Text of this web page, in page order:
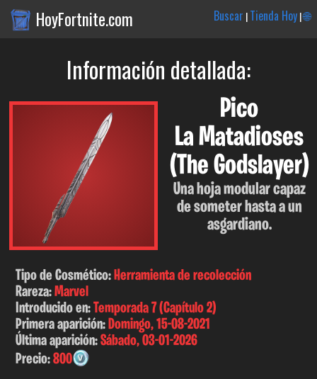
HoyFortnite.com Buscar |Tienda Hoy|🌐
Información detallada:
Pico
La Matadioses
(The Godslayer)
Una hoja modular capaz
de someter hasta a un
asgardiano.
Tipo de Cosmético:Herramienta de recolección
Rareza:Marvel
Introducido en:Temporada 7 (Capítulo 2)
Primera aparición:Domingo, 15-08-2021
Última aparición:Sábado, 03-01-2026
Precio:800